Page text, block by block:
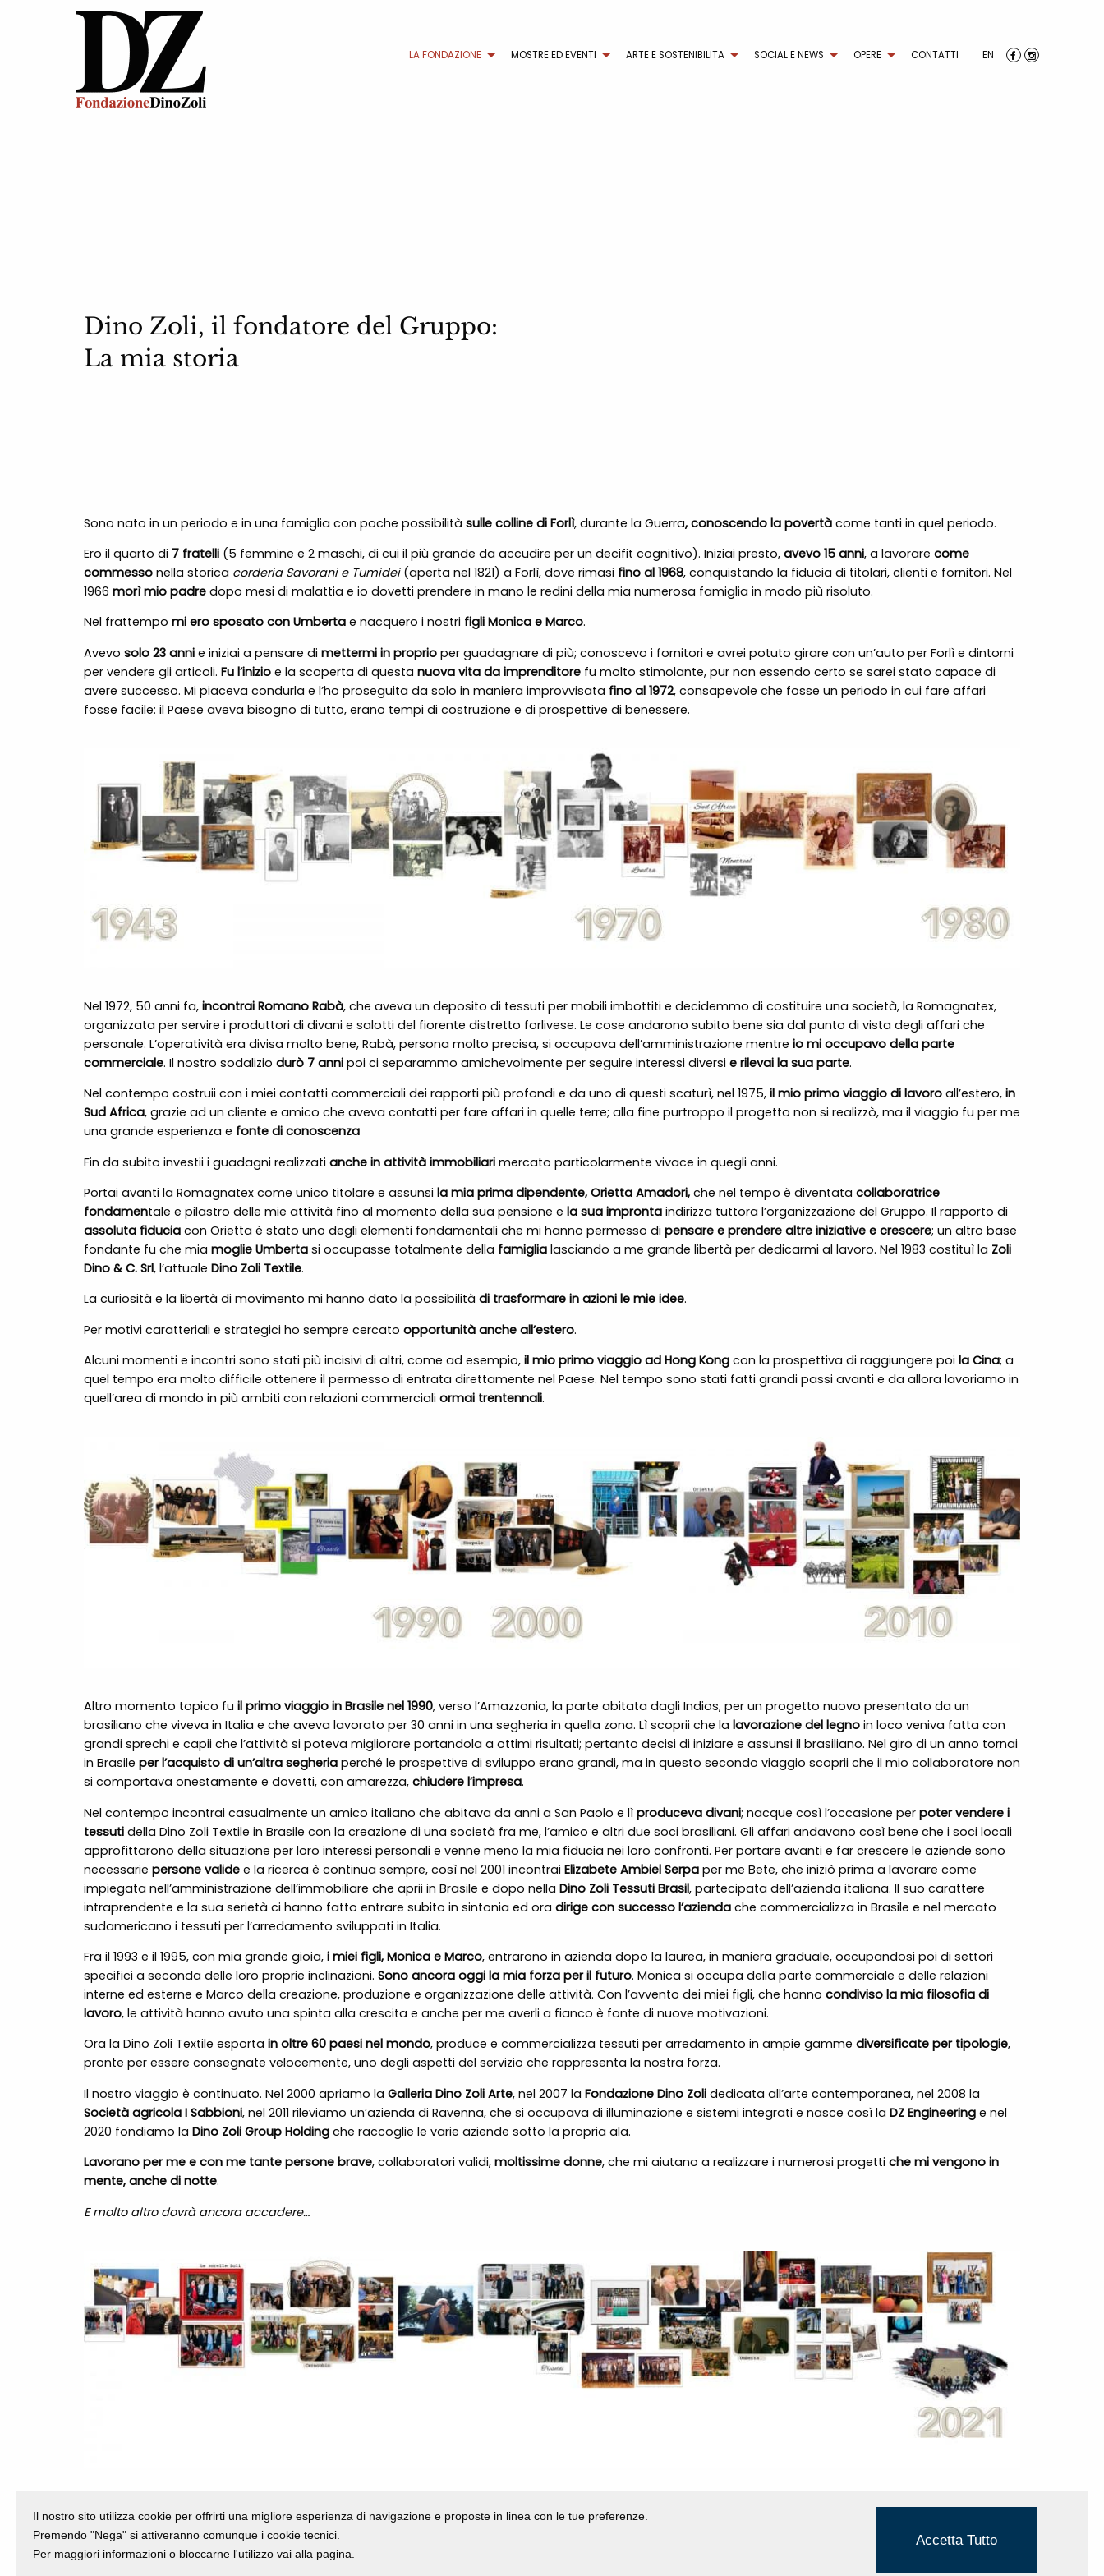
LA FONDAZIONE MOSTRE ED EVENTI ARTE E SOSTENIBILITA SOCIAL E NEWS OPERE CONTATTI EN
Dino Zoli, il fondatore del Gruppo:
La mia storia
Sono nato in un periodo e in una famiglia con poche possibilità sulle colline di Forlì, durante la Guerra, conoscendo la povertà come tanti in quel periodo.
Ero il quarto di 7 fratelli (5 femmine e 2 maschi, di cui il più grande da accudire per un decifit cognitivo). Iniziai presto, avevo 15 anni, a lavorare come
commesso nella storica corderia Savorani e Tumidei(aperta nel 1821) a Forlì, dove rimasi fino al 1968, conquistando la fiducia di titolari, clienti e fornitori. Nel
1966 morì mio padre dopo mesi di malattia e io dovetti prendere in mano le redini della mia numerosa famiglia in modo più risoluto.
Nel frattempo mi ero sposato con Umberta e nacquero i nostri figli Monica e Marco.
Avevo solo 23 anni e iniziai a pensare di mettermi in proprio per guadagnare di più; conoscevo i fornitori e avrei potuto girare con un’auto per Forlì e dintorni
per vendere gli articoli. Fu l’inizio e la scoperta di questa nuova vita da imprenditore fu molto stimolante, pur non essendo certo se sarei stato capace di
avere successo. Mi piaceva condurla e l’ho proseguita da solo in maniera improvvisata fino al 1972, consapevole che fosse un periodo in cui fare affari
fosse facile: il Paese aveva bisogno di tutto, erano tempi di costruzione e di prospettive di benessere.
Nel 1972, 50 anni fa, incontrai Romano Rabà, che aveva un deposito di tessuti per mobili imbottiti e decidemmo di costituire una società, la Romagnatex,
organizzata per servire i produttori di divani e salotti del fiorente distretto forlivese. Le cose andarono subito bene sia dal punto di vista degli affari che
personale. L’operatività era divisa molto bene, Rabà, persona molto precisa, si occupava dell’amministrazione mentre io mi occupavo della parte
commerciale. Il nostro sodalizio durò 7 anni poi ci separammo amichevolmente per seguire interessi diversi e rilevai la sua parte.
Nel contempo costruii con i miei contatti commerciali dei rapporti più profondi e da uno di questi scaturì, nel 1975, il mio primo viaggio di lavoro all’estero, in
Sud Africa, grazie ad un cliente e amico che aveva contatti per fare affari in quelle terre; alla fine purtroppo il progetto non si realizzò, ma il viaggio fu per me
una grande esperienza e fonte di conoscenza
Fin da subito investii i guadagni realizzati anche in attività immobiliari mercato particolarmente vivace in quegli anni.
Portai avanti la Romagnatex come unico titolare e assunsi la mia prima dipendente, Orietta Amadori, che nel tempo è diventata collaboratrice
fondamentale e pilastro delle mie attività fino al momento della sua pensione e la sua impronta indirizza tuttora l’organizzazione del Gruppo. Il rapporto di
assoluta fiducia con Orietta è stato uno degli elementi fondamentali che mi hanno permesso di pensare e prendere altre iniziative e crescere; un altro base
fondante fu che mia moglie Umberta si occupasse totalmente della famiglia lasciando a me grande libertà per dedicarmi al lavoro. Nel 1983 costituì la Zoli
Dino & C. Srl, l’attuale Dino Zoli Textile.
La curiosità e la libertà di movimento mi hanno dato la possibilità di trasformare in azioni le mie idee.
Per motivi caratteriali e strategici ho sempre cercato opportunità anche all’estero.
Alcuni momenti e incontri sono stati più incisivi di altri, come ad esempio, il mio primo viaggio ad Hong Kong con la prospettiva di raggiungere poi la Cina; a
quel tempo era molto difficile ottenere il permesso di entrata direttamente nel Paese. Nel tempo sono stati fatti grandi passi avanti e da allora lavoriamo in
quell’area di mondo in più ambiti con relazioni commerciali ormai trentennali.
Altro momento topico fu il primo viaggio in Brasile nel 1990, verso l’Amazzonia, la parte abitata dagli Indios, per un progetto nuovo presentato da un
brasiliano che viveva in Italia e che aveva lavorato per 30 anni in una segheria in quella zona. Lì scoprii che la lavorazione del legno in loco veniva fatta con
grandi sprechi e capii che l’attività si poteva migliorare portandola a ottimi risultati; pertanto decisi di iniziare e assunsi il brasiliano. Nel giro di un anno tornai
in Brasile per l’acquisto di un’altra segheria perché le prospettive di sviluppo erano grandi, ma in questo secondo viaggio scoprii che il mio collaboratore non
si comportava onestamente e dovetti, con amarezza, chiudere l’impresa.
Nel contempo incontrai casualmente un amico italiano che abitava da anni a San Paolo e lì produceva divani; nacque così l’occasione per poter vendere i
tessuti della Dino Zoli Textile in Brasile con la creazione di una società fra me, l’amico e altri due soci brasiliani. Gli affari andavano così bene che i soci locali
approfittarono della situazione per loro interessi personali e venne meno la mia fiducia nei loro confronti. Per portare avanti e far crescere le aziende sono
necessarie persone valide e la ricerca è continua sempre, così nel 2001 incontrai Elizabete Ambiel Serpa per me Bete, che iniziò prima a lavorare come
impiegata nell’amministrazione dell’immobiliare che aprii in Brasile e dopo nella Dino Zoli Tessuti Brasil, partecipata dell’azienda italiana. Il suo carattere
intraprendente e la sua serietà ci hanno fatto entrare subito in sintonia ed ora dirige con successo l’azienda che commercializza in Brasile e nel mercato
sudamericano i tessuti per l’arredamento sviluppati in Italia.
Fra il 1993 e il 1995, con mia grande gioia, i miei figli, Monica e Marco, entrarono in azienda dopo la laurea, in maniera graduale, occupandosi poi di settori
specifici a seconda delle loro proprie inclinazioni. Sono ancora oggi la mia forza per il futuro. Monica si occupa della parte commerciale e delle relazioni
interne ed esterne e Marco della creazione, produzione e organizzazione delle attività. Con l’avvento dei miei figli, che hanno condiviso la mia filosofia di
lavoro, le attività hanno avuto una spinta alla crescita e anche per me averli a fianco è fonte di nuove motivazioni.
Ora la Dino Zoli Textile esporta in oltre 60 paesi nel mondo, produce e commercializza tessuti per arredamento in ampie gamme diversificate per tipologie,
pronte per essere consegnate velocemente, uno degli aspetti del servizio che rappresenta la nostra forza.
Il nostro viaggio è continuato. Nel 2000 apriamo la Galleria Dino Zoli Arte, nel 2007 la Fondazione Dino Zoli dedicata all’arte contemporanea, nel 2008 la
Società agricola I Sabbioni, nel 2011 rileviamo un’azienda di Ravenna, che si occupava di illuminazione e sistemi integrati e nasce così la DZ Engineering e nel
2020 fondiamo la Dino Zoli Group Holding che raccoglie le varie aziende sotto la propria ala.
Lavorano per me e con me tante persone brave, collaboratori validi, moltissime donne, che mi aiutano a realizzare i numerosi progetti che mi vengono in
mente, anche di notte.
E molto altro dovrà ancora accadere…
Il nostro sito utilizza cookie per offrirti una migliore esperienza di navigazione e proposte in linea con le tue preferenze.
Premendo "Nega" si attiveranno comunque i cookie tecnici.
Per maggiori informazioni o bloccarne l'utilizzo vai alla pagina.
Accetta Tutto